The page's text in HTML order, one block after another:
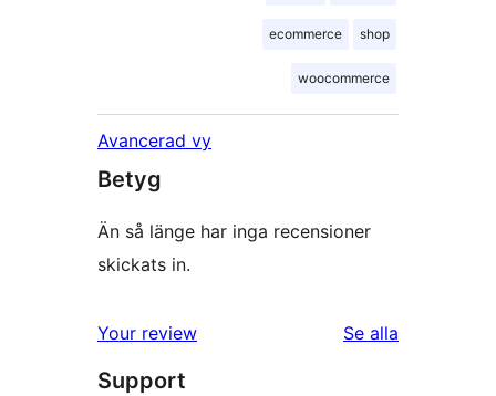
ecommerce shop
woocommerce
Avancerad vy
Betyg
Än så länge har inga recensioner
skickats in.
Your review Se alla
Support